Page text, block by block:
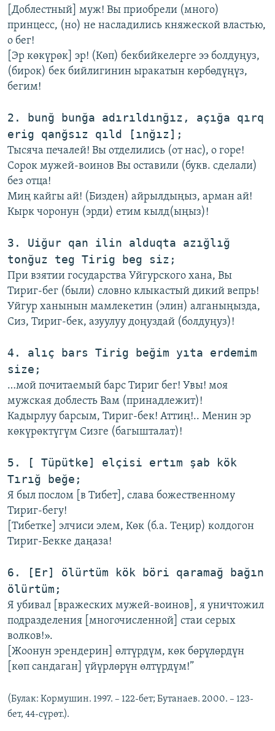
[Доблестный] муж! Вы приобрели (много)
принцесс, (но) не насладились княжеской властью,
о бег!
[Эр көкүрөк] эр! (Көп) бекбийкелерге ээ болдуңуз,
(бирок) бек бийлигинин ыракатын көрбөдүңүз,
бегим!
2. bunğ bunğa adırıldınğız, açığa qırq
erig qanğsız qıld [ınğız];
Тысяча печалей! Вы отделились (от нас), о горе!
Сорок мужей-воинов Вы оставили (букв. сделали)
без отца!
Миң кайгы ай! (Бизден) айрылдыңыз, арман ай!
Кырк чоронун (эрди) етим кылд(ыңыз)!
3. Uiğur qan ilin alduqta azığlığ
tonğuz teg Tirig beg siz;
При взятии государства Уйгурского хана, Вы
Тириг-бег (были) словно клыкастый дикий вепрь!
Уйгур ханынын мамлекетин (элин) алганыңызда,
Сиз, Тириг-бек, азуулуу доңуздай (болдуңуз)!
4. alıç bars Tirig beğim yıta erdemim
size;
…мой почитаемый барс Тириг бег! Увы! моя
мужская доблесть Вам (принадлежит)!
Кадырлуу барсым, Тириг-бек! Аттиң!.. Менин эр
көкүрөктүгүм Сизге (багышталат)!
5. [ Tüpütke] elçisi ertım şab kök
Tırığ beğe;
Я был послом [в Тибет], слава божественному
Тириг-бегу!
[Тибетке] элчиси элем, Көк (б.а. Теңир) колдогон
Тириг-Бекке даңаза!
6. [Er] ölürtüm kök böri qaramağ bağın
ölürtüm;
Я убивал [вражеских мужей-воинов], я уничтожил
подразделения [многочисленной] стаи серых
волков!».
[Жоонун эрендерин] өлтүрдүм, көк бөрүлөрдүн
[көп сандаган] үйүрлөрүн өлтүрдүм!”
(Булак: Кормушин. 1997. – 122-бет; Бутанаев. 2000. – 123-
бет, 44-сүрөт.).